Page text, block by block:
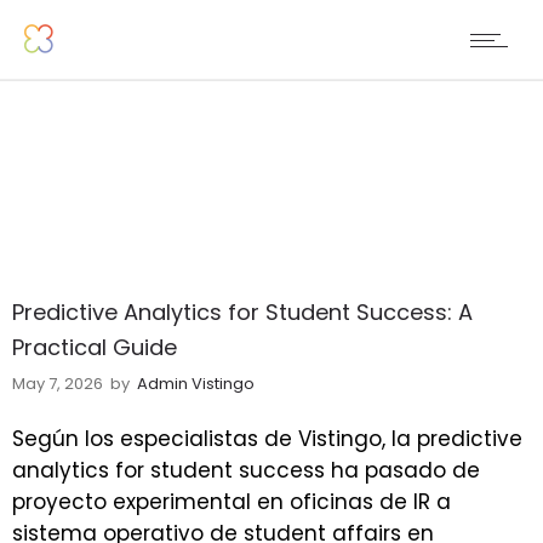
Predictive Analytics for Student Success: A
Practical Guide
May 7, 2026 by Admin Vistingo
Según los especialistas de Vistingo, la predictive
analytics for student success ha pasado de
proyecto experimental en oficinas de IR a
sistema operativo de student affairs en